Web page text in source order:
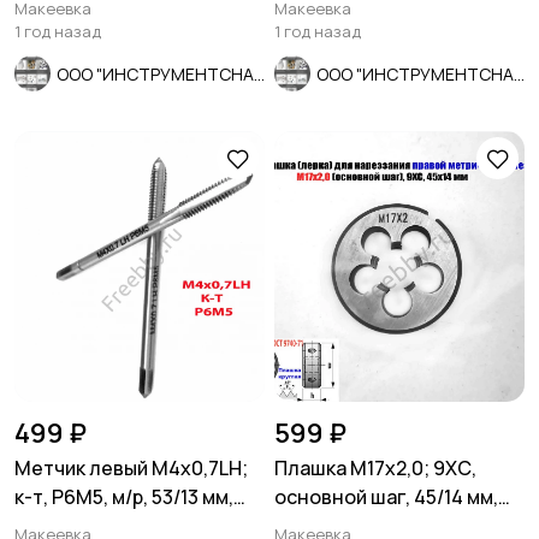
Макеевка
1 год назад
Макеевка
1 год назад
499 ₽
Метчик левый М4х0,7LH;
к-т, Р6М5, м/р, 53/13 мм,
ГОСТ 3266-81
Макеевка
599 ₽
Плашка М17х2,0; 9ХС,
основной шаг, 45/14 мм,
ГОСТ 7740-71.
Макеевка